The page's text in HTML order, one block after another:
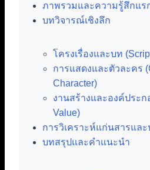
ภาพรวมและความรู้สึกแร
บทวิจารณ์เชิงลึก
โครงเรื่องและบท
การแสดงและตัวละคร
Character)
งานสร้างและองค์ประก
Value)
การวิเคราะห์แก่นสารแล
บทสรุปและคำแนะนำ